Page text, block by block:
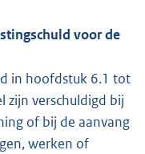
voor de
in hoofdstuk 6.1 tot
zijn verschuldigd bij
of bij de aanvang
werken of